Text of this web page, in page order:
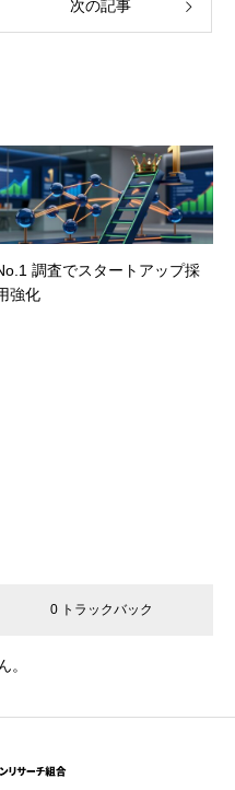
次の記事
調査でスタートアップ採
強化
0 トラックバック
。